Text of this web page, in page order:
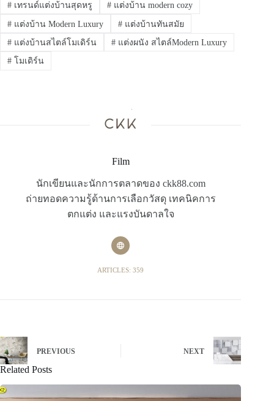
#เทรนด์แต่งบ้านสุดหรู #แต่งบ้าน modern cozy
#แต่งบ้าน Modern Luxury #แต่งบ้านทันสมัย
#แต่งบ้านสไตล์โมเดิร์น #แต่งผนัง สไตล์Modern Luxury
#โมเดิร์น
Film
นักเขียนและนักการตลาดของ ckk88.com
ถ่ายทอดความรู้ด้านการเลือกวัสดุ เทคนิคการ
ตกแต่ง และแรงบันดาลใจ
ARTICLES: 359
PREVIOUS NEXT
Related Posts